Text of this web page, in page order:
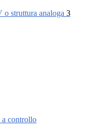
struttura analoga 3
a controllo